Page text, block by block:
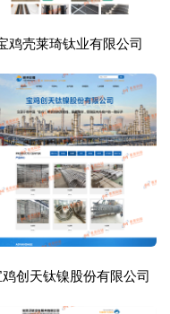
鸡壳莱琦钛业有限公司
鸡创天钛镍股份有限公司